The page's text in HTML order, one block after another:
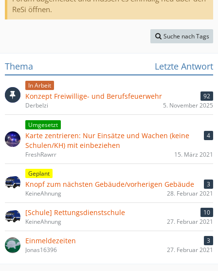
ReSi öffnen.
Suche nach Tags
Thema Letzte Antwort
In Arbeit
Konzept Freiwillige- und Berufsfeuerwehr
92
Derbelzi
5. November 2025
Umgesetzt
Karte zentrieren: Nur Einsätze und Wachen (keine
Schulen/KH) mit einbeziehen
4
FreshRawrr 15. März 2021
Geplant
Knopf zum nächsten Gebäude/vorherigen Gebäude
3
KeineAhnung
28. Februar 2021
[Schule] Rettungsdienstschule
10
KeineAhnung
27. Februar 2021
Einmeldezeiten
3
Jonas16396
27. Februar 2021